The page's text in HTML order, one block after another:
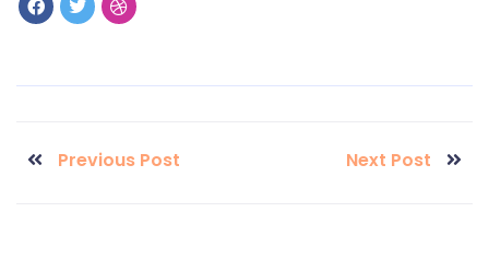
Previous Post Next Post